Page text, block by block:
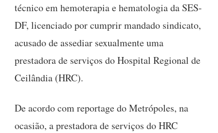
técnico em hemoterapia e hematologia da SES-
DF, licenciado por cumprir mandado sindicato,
acusado de assediar sexualmente uma
prestadora de serviços do Hospital Regional de
Ceilândia (HRC).
De acordo com reportage do Metrópoles, na
ocasião, a prestadora de serviços do HRC